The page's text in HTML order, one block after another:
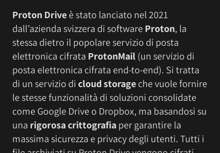
Proton Driveè stato lanciato nel 2021
dall’azienda svizzera di software Proton, la
stessa dietro il popolare servizio di posta
elettronica cifrata ProtonMail(un servizio di
posta elettronica cifrata end-to-end). Si tratta
di un servizio dicloud storageche vuole fornire
le stesse funzionalità di soluzioni consolidate
come Google Drive o Dropbox, ma basandosi su
una rigorosa crittografiaper garantire la
massima sicurezza e privacy degli utenti. Tutti i